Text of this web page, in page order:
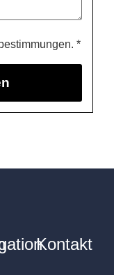
*
Kontakt